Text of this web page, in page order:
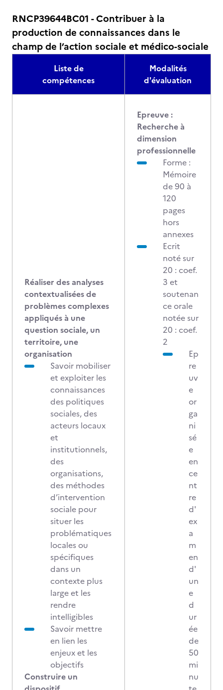
RNCP39644BC01 - Contribuer à la
production de connaissances dans le
champ de l’action sociale et médico-sociale
Liste de
compétences
Modalités
d'évaluation
Réaliser des analyses
contextualisées de
problèmes complexes
appliqués à une
question sociale, un
territoire, une
organisation
Savoir mobiliser
et exploiter les
connaissances
des politiques
sociales, des
acteurs locaux
et
institutionnels,
des
organisations,
des méthodes
d’intervention
sociale pour
situer les
problématiques
locales ou
spécifiques
dans un
contexte plus
large et les
rendre
intelligibles
Savoir mettre
en lien les
enjeux et les
objectifs
Construire un
Epreuve :
Recherche à
dimension
professionnelle
Forme :
Mémoire
de 90 à
120
pages
hors
annexes
Ecrit
noté sur
20 : coef.
3 et
soutenan
ce orale
notée sur
20 : coef.
2
Ep
re
uv
e
or
ga
ni
sé
e
en
ce
nt
re
d'
ex
a
m
en
d'
un
e
d
ur
ée
de
50
mi
nu